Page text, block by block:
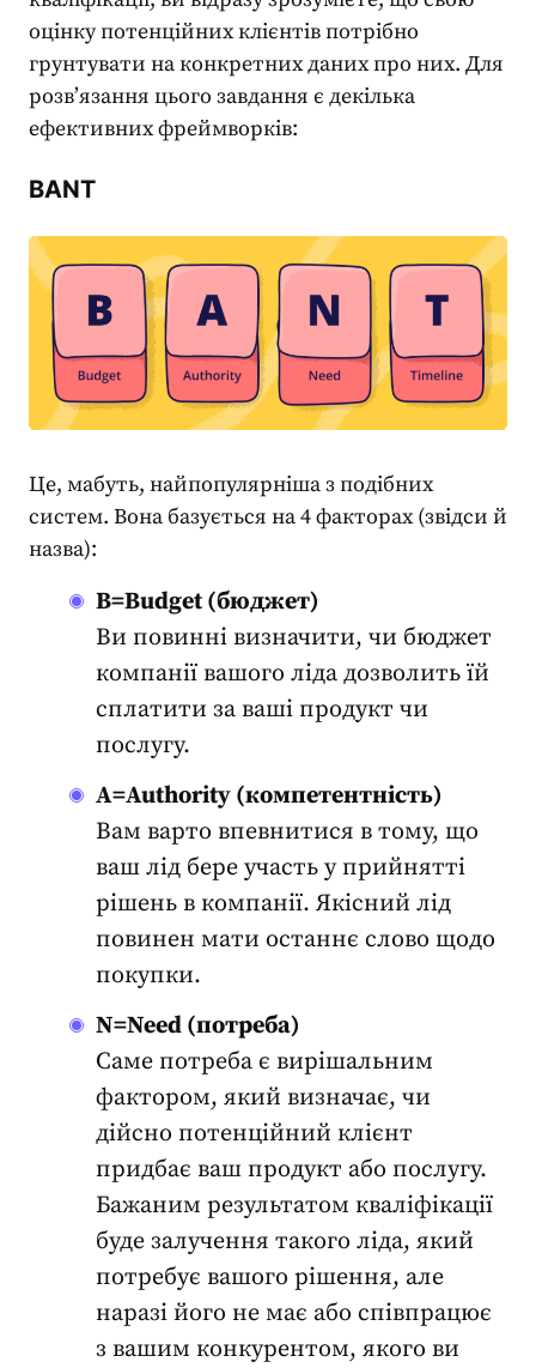
оцінку потенційних клієнтів потрібно
грунтувати на конкретних даних про них. Для
розв’язання цього завдання є декілька
ефективних фреймворків:
BANT
Це, мабуть, найпопулярніша з подібних
систем. Вона базується на 4 факторах (звідси й
назва):
B=Budget(бюджет)
Ви повинні визначити, чи бюджет
компанії вашого ліда дозволить їй
сплатити за ваші продукт чи
послугу.
A=Authority (компетентність)
Вам варто впевнитися в тому, що
ваш лід бере участь у прийнятті
рішень в компанії. Якісний лід
повинен мати останнє слово щодо
покупки.
N=Need (потреба)
Саме потреба є вирішальним
фактором, який визначає, чи
дійсно потенційний клієнт
придбає ваш продукт або послугу.
Бажаним результатом кваліфікації
буде залучення такого ліда, який
потребує вашого рішення, але
наразі його не має або співпрацює
з вашим конкурентом, якого ви